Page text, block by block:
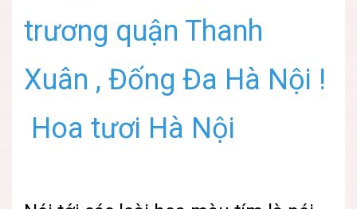
trương quận Thanh
Xuân , Đống Đa Hà Nội !
Hoa tươi Hà Nội